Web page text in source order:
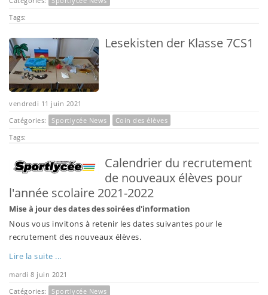
Tags:
Lesekisten der Klasse 7CS1
vendredi 11 juin 2021
Catégories:
Sportlycée News
Coin des élèves
Tags:
Calendrier du recrutement
de nouveaux élèves pour
l'année scolaire 2021-2022
Mise à jour des dates des soirées d'information
Nous vous invitons à retenir les dates suivantes pour le
recrutement des nouveaux élèves.
Lire la suite ...
mardi 8 juin 2021
Catégories:
Sportlycée News